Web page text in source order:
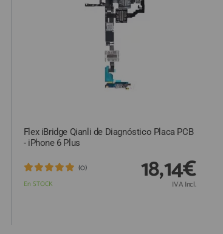
Flex iBridge Qianli de Diagnóstico Placa PCB
- iPhone 6 Plus
En STOCK
(0) 18,14€
IVA Incl.